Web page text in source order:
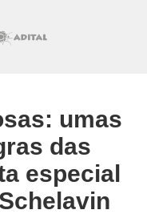
umas
das
especial